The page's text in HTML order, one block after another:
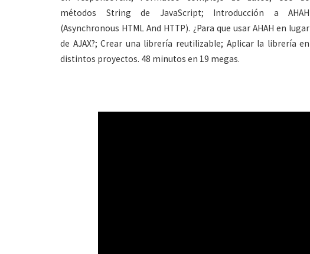
métodos String de JavaScript; Introducción a AHAH
(Asynchronous HTML And HTTP). ¿Para que usar AHAH en lugar
de AJAX?; Crear una librería reutilizable; Aplicar la librería en
distintos proyectos. 48 minutos en 19 megas.